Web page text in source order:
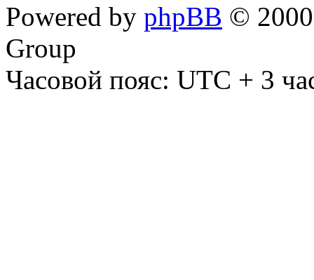
Powered by phpBB ©
Group
Часовой пояс: UTC + 3